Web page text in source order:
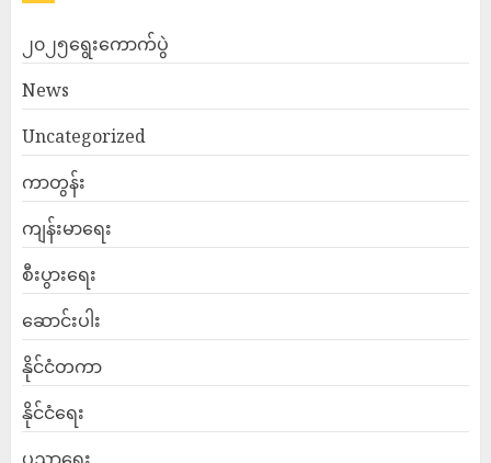
၂၀၂၅ရွေးကောက်ပွဲ
News
Uncategorized
ကာတွန်း
ကျန်းမာရေး
စီးပွားရေး
ဆောင်းပါး
နိုင်ငံတကာ
နိုင်ငံရေး